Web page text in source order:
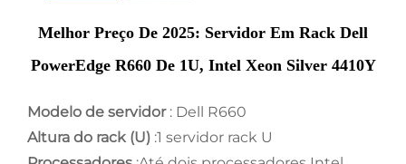
Melhor Preço De 2025: Servidor Em Rack Dell
PowerEdge R660 De 1U, Intel Xeon Silver 4410Y
Modelo de servidor : Dell R660
Altura do rack (U) :1 servidor rack U